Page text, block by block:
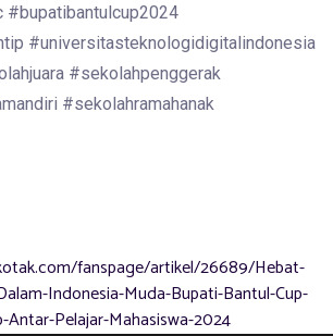
#bupatibantulcup2024
#universitasteknologidigitalindonesia
#sekolahpenggerak
#sekolahramahanak
fanspage/artikel/26689/Hebat-
Indonesia-Muda-Bupati-Bantul-Cup-
Antar-Pelajar-Mahasiswa-2024